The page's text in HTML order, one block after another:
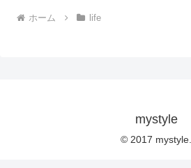
ホーム life
mystyle
© 2017 mystyle.